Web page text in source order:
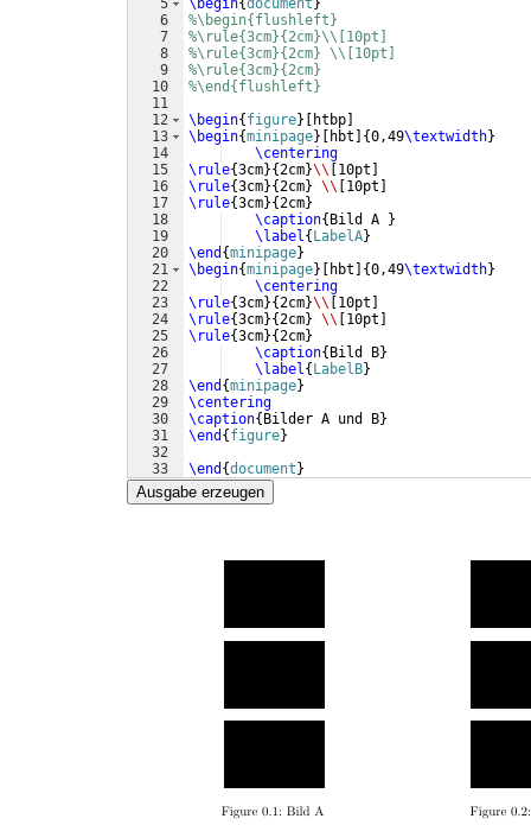
5
6
7
8
9
10
11
12
13
14
15
16
17
18
19
20
21
22
23
24
25
26
27
28
29
30
31
32
33
\begin{document }
%\begin{flushleft}
%\rule{3cm}{2cm}\\[10pt]
%\rule{3cm}{2cm} \\[10pt]
%\rule{3cm}{2cm}
%\end{flushleft}
\begin{ figure} htbp
\begin{minipage} hbt {0,49\textwidth}
\centering
\rule{3cm}{2cm}\\ 10pt
\rule{3cm}{2cm} \\ 10pt
\rule{3cm}{2cm}
\caption{ Bild A
}
\label{ LabelA}
\end {minipage}
\begin{minipage} hbt {0,49\textwidth}
\centering
\rule{3cm}{2cm}\\ 10pt
\rule{3cm}{2cm} \\ 10pt
\rule{3cm}{2cm}
\caption{ Bild B}
\label{ LabelB}
\end {minipage}
\centering
\caption{ Bilder A und B}
\end { figure}
\end {document }
Ausgabe erzeugen